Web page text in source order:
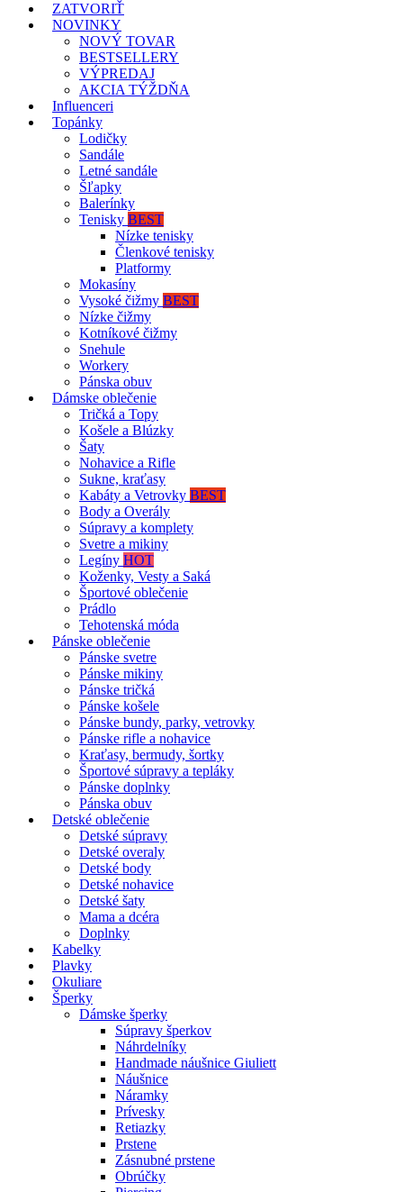
ZATVORIŤ
NOVINKY
NOVÝ TOVAR
BESTSELLERY
VÝPREDAJ
AKCIA TÝŽDŇA
Influenceri
Topánky
Lodičky
Sandále
Letné sandále
Šľapky
Balerínky
Tenisky BEST
Nízke tenisky
Členkové tenisky
Platformy
Mokasíny
Vysoké čižmy BEST
Nízke čižmy
Kotníkové čižmy
Snehule
Workery
Pánska obuv
Dámske oblečenie
Tričká a Topy
Košele a Blúzky
Šaty
Nohavice a Rifle
Sukne, kraťasy
Kabáty a Vetrovky BEST
Body a Overály
Súpravy a komplety
Svetre a mikiny
Legíny HOT
Koženky, Vesty a Saká
Športové oblečenie
Prádlo
Tehotenská móda
Pánske oblečenie
Pánske svetre
Pánske mikiny
Pánske tričká
Pánske košele
Pánske bundy, parky, vetrovky
Pánske rifle a nohavice
Kraťasy, bermudy, šortky
Športové súpravy a tepláky
Pánske doplnky
Pánska obuv
Detské oblečenie
Detské súpravy
Detské overaly
Detské body
Detské nohavice
Detské šaty
Mama a dcéra
Doplnky
Kabelky
Plavky
Okuliare
Šperky
Dámske šperky
Súpravy šperkov
Náhrdelníky
Handmade náušnice Giuliett
Náušnice
Náramky
Prívesky
Retiazky
Prstene
Zásnubné prstene
Obrúčky